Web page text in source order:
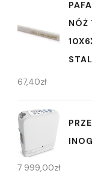
NÓŻ
67,40zł
7 999,00zł